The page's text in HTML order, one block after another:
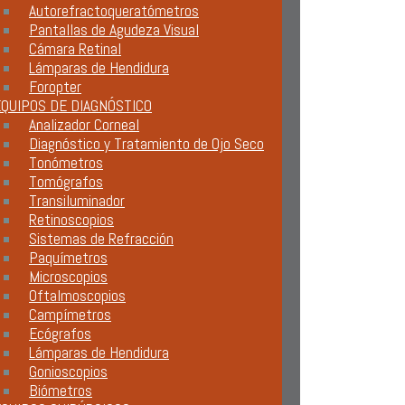
Autorefractoqueratómetros
Pantallas de Agudeza Visual
Cámara Retinal
Lámparas de Hendidura
Foropter
DE DIAGNÓSTICO
Analizador Corneal
Diagnóstico y Tratamiento de Ojo Seco
Tonómetros
Tomógrafos
Transiluminador
Retinoscopios
Sistemas de Refracción
Paquímetros
Microscopios
Oftalmoscopios
Campímetros
Ecógrafos
Lámparas de Hendidura
Gonioscopios
Biómetros